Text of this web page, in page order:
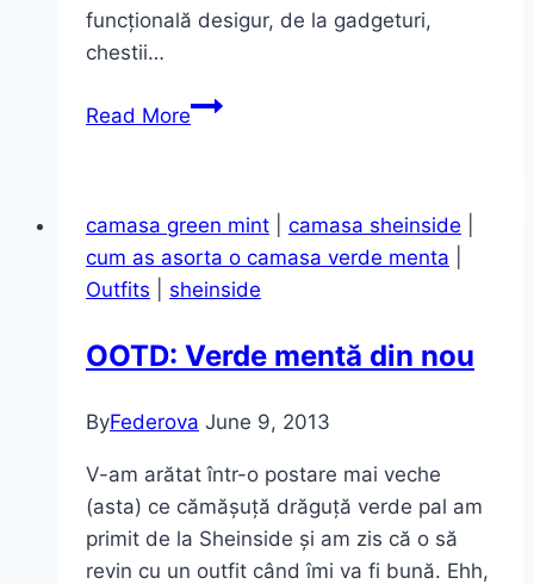
funcțională desigur, de la gadgeturi,
chestii…
Read MoreCele
de
Black
Friday
camasa green mint camasa sheinside
cum as asorta o camasa verde menta
Outfits
sheinside
OOTD: Verde mentă din nou
ByFederova June 9, 2013
V-am arătat într-o postare mai veche
(asta) ce cămășuță drăguță verde pal am
primit de la Sheinside și am zis că o să
revin cu un outfit când îmi va fi bună. Ehh,